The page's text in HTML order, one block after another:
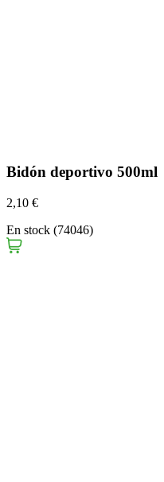
Bidón deportivo 500ml
2,10 €
En stock (74046)